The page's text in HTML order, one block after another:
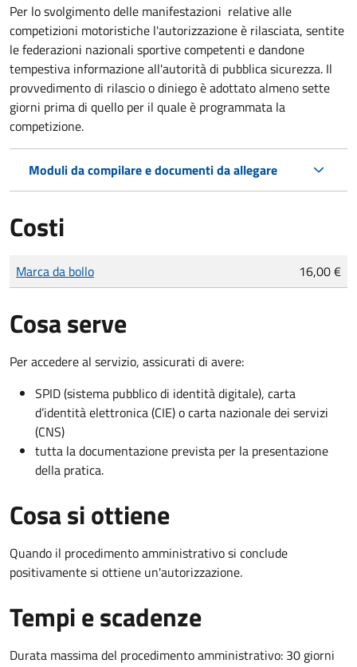
Per lo svolgimento delle manifestazioni relative alle
competizioni motoristiche l'autorizzazione è rilasciata, sentite
le federazioni nazionali sportive competenti e dandone
tempestiva informazione all'autorità di pubblica sicurezza. Il
provvedimento di rilascio o diniego è adottato almeno sette
giorni prima di quello per il quale è programmata la
competizione.
Moduli da compilare e documenti da allegare
Costi
Tipo di pagamento
Importo
Marca da bollo 16,00 €
Cosa serve
Per accedere al servizio, assicurati di avere:
SPID (sistema pubblico di identità digitale), carta
d’identità elettronica (CIE) o carta nazionale dei servizi
(CNS)
tutta la documentazione prevista per la presentazione
della pratica.
Cosa si ottiene
Quando il procedimento amministrativo si conclude
positivamente si ottiene un'autorizzazione.
Tempi e scadenze
Durata massima del procedimento amministrativo: 30 giorni